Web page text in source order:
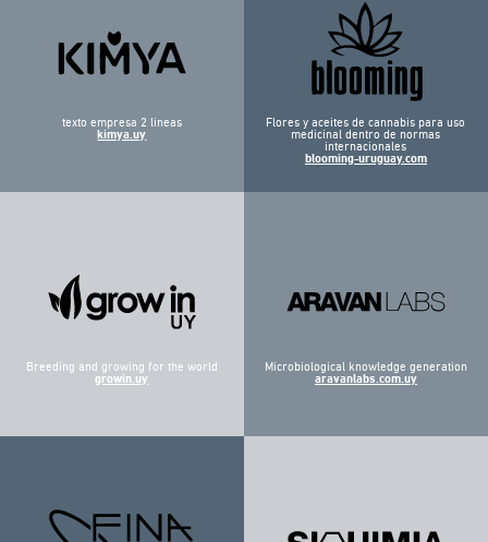
texto empresa 2 lineas
kimya.uy
Flores y aceites de cannabis para uso
medicinal dentro de normas
internacionales
blooming-uruguay.com
Breeding and growing for the world
growin.uy
Microbiological knowledge generation
aravanlabs.com.uy